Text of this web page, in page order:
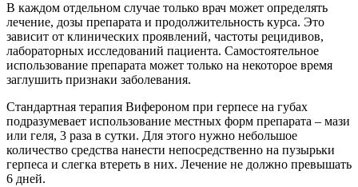
В каждом отдельном случае только врач может определять
лечение, дозы препарата и продолжительность курса. Это
зависит от клинических проявлений, частоты рецидивов,
лабораторных исследований пациента. Самостоятельное
использование препарата может только на некоторое время
заглушить признаки заболевания.
Стандартная терапия Вифероном при герпесе на губах
подразумевает использование местных форм препарата – мази
или геля, 3 раза в сутки. Для этого нужно небольшое
количество средства нанести непосредственно на пузырьки
герпеса и слегка втереть в них. Лечение не должно превышать
6 дней.